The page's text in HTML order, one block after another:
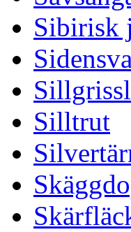
Sibirisk
Silltrut